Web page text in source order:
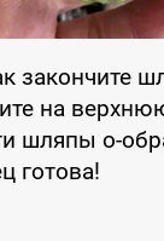
закончите
на
шляпы o-
готова!